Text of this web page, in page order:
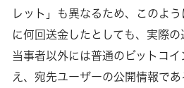
レット」も異なるため、このよ
に何回送金したとしても、実際
当事者以外には普通のビットコ
え、宛先ユーザーの公開情報で